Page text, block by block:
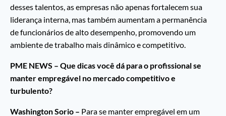
desses talentos, as empresas não apenas fortalecem sua
liderança interna, mas também aumentam a permanência
de funcionários de alto desempenho, promovendo um
ambiente de trabalho mais dinâmico e competitivo.
PME NEWS – Que dicas você dá para o profissional se
manter empregável no mercado competitivo e
turbulento?
Washington Sorio – Para se manter empregável em um